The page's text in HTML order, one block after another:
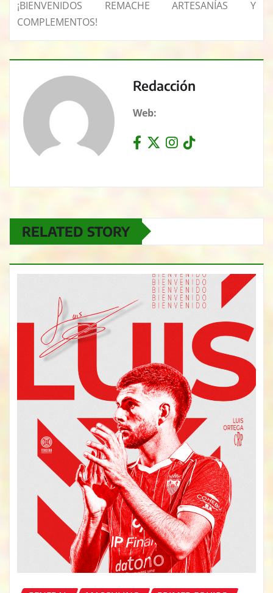
¡BIENVENIDOS REMACHE ARTESANÍAS Y
COMPLEMENTOS!
Redacción
Web:
RELATED STORY